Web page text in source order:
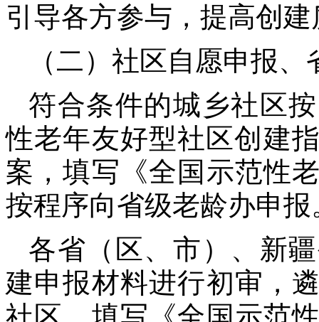
引导各方参与，提高创
（二）社区自愿申报
符合条件的城乡社区
性老年友好型社区创建
案，填写《全国示范性
按程序向省级老龄办申报
各省（区、市）、新
建申报材料进行初审，
社区，填写《全国示范